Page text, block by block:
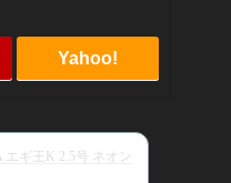
Yahoo!
エギ王K 2.5号 ネオン